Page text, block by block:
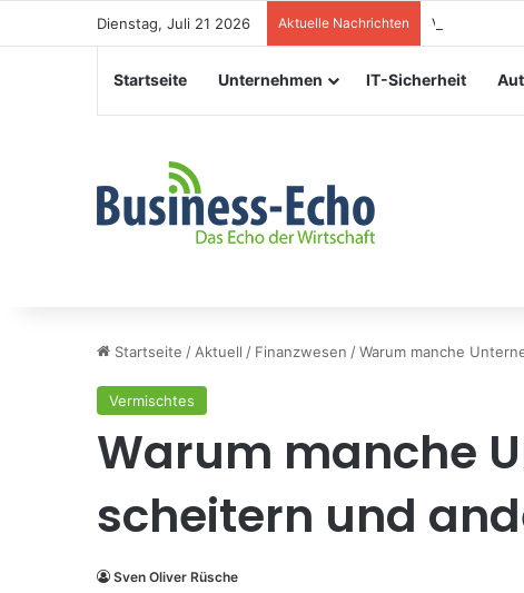
Dienstag, Juli 21 2026 Aktuelle Nachrichten
Startseite Unternehmen IT-Sicherheit
Startseite / Aktuell / Finanzwesen /Warum manche
Vermischtes
Warum manche
scheitern und
Sven Oliver Rüsche